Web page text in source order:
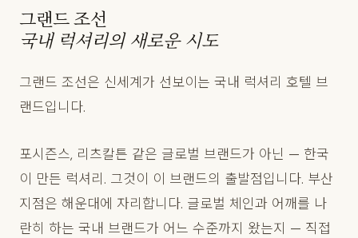
그랜드 조선
국내 럭셔리의 새로운 시도
그랜드 조선은 신세계가 선보이는 국내 럭셔리 호텔 브
랜드입니다.
포시즌스, 리츠칼튼 같은 글로벌 브랜드가 아닌 — 한국
이 만든 럭셔리. 그것이 이 브랜드의 출발점입니다. 부산
지점은 해운대에 자리합니다. 글로벌 체인과 어깨를 나
란히 하는 국내 브랜드가 어느 수준까지 왔는지 — 직접